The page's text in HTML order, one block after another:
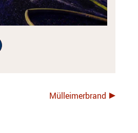
Mülleimerbrand